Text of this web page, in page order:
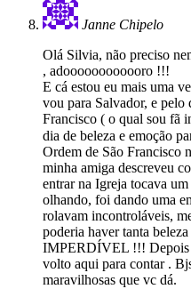
Janne Chipelo
Olá Silvia, não preciso
, adoooooooooooro !!!
E cá estou eu mais uma
vou para Salvador, e pelo
Francisco ( o qual sou fã
dia de beleza e emoção
Ordem de São Francisco
minha amiga descreveu
entrar na Igreja tocava
olhando, foi dando uma
rolavam incontroláveis,
poderia haver tanta
IMPERDÍVEL !!! Depois
volto aqui para contar .
maravilhosas que vc dá.